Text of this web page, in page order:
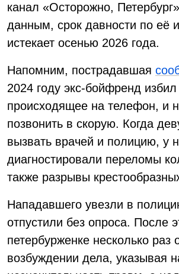
канал «Осторожно,
данным, срок давности по её
истекает осенью 2026 года.
Напомним, пострадавшая
2024 году экс-бойфренд
происходящее на телефон, и
позвонить в скорую. Когда
вызвать врачей и полицию, у
диагностировали переломы
также разрывы
Нападавшего увезли в
отпустили без опроса. После
петербурженке несколько раз
возбуждении дела, указывая